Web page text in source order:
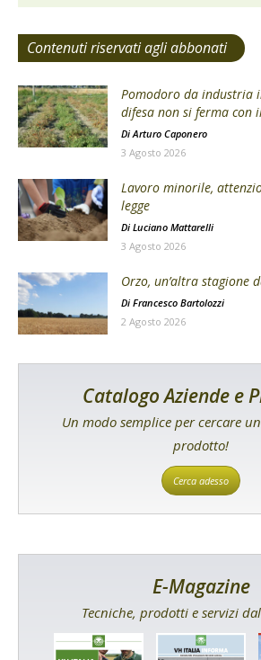
Contenuti riservati agli abbonati
Pomodoro da industria
difesa non si ferma con
DiArturo Caponero
3 Agosto 2026
Lavoro minorile,
legge
Di Luciano Mattarelli
3 Agosto 2026
Orzo, un’altra stagione
Di Francesco Bartolozzi
2 Agosto 2026
Catalogo Aziende e
Un modo semplice per cercare
prodotto!
Cerca adesso
E-Magazine
Tecniche, prodotti e servizi